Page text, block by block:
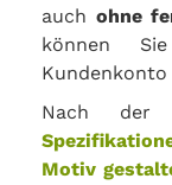
auch ohne
können
Kundenkonto
Nach der
Motiv